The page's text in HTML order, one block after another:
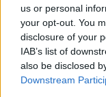
us or personal
your opt-out. You
disclosure of your
IAB’s list of
also be disclosed
Downstream
Közoktatás
Bezzeg Hanna